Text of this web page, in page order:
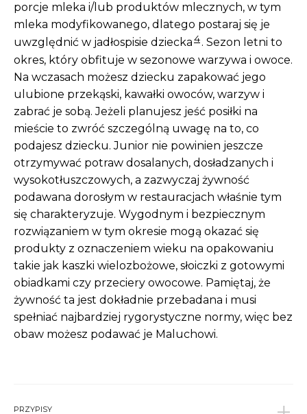
porcje mleka i/lub produktów mlecznych, w tym
mleka modyfikowanego, dlatego postaraj się je
uwzględnić w jadłospisie dziecka4. Sezon letni to
okres, który obfituje w sezonowe warzywa i owoce.
Na wczasach możesz dziecku zapakować jego
ulubione przekąski, kawałki owoców, warzyw i
zabrać je sobą. Jeżeli planujesz jeść posiłki na
mieście to zwróć szczególną uwagę na to, co
podajesz dziecku. Junior nie powinien jeszcze
otrzymywać potraw dosalanych, dosładzanych i
wysokotłuszczowych, a zazwyczaj żywność
podawana dorosłym w restauracjach właśnie tym
się charakteryzuje. Wygodnym i bezpiecznym
rozwiązaniem w tym okresie mogą okazać się
produkty z oznaczeniem wieku na opakowaniu
takie jak kaszki wielozbożowe, słoiczki z gotowymi
obiadkami czy przeciery owocowe. Pamiętaj, że
żywność ta jest dokładnie przebadana i musi
spełniać najbardziej rygorystyczne normy, więc bez
obaw możesz podawać je Maluchowi.
PRZYPISY